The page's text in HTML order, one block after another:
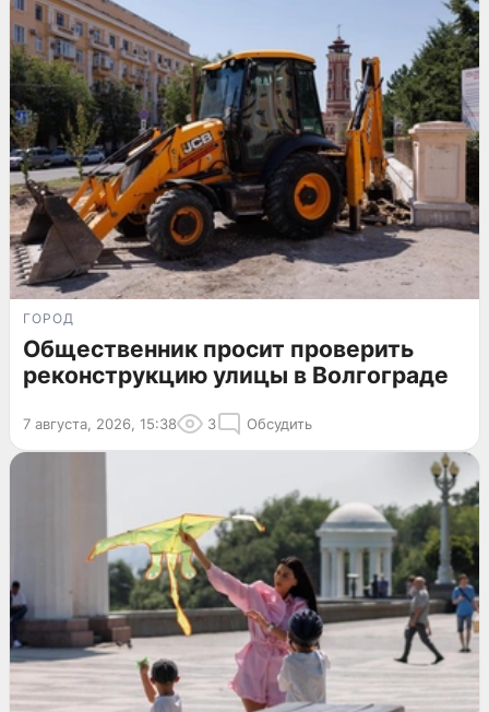
ГОРОД
Общественник просит проверить
реконструкцию улицы в Волгограде
7 августа, 2026, 15:38 3 Обсудить